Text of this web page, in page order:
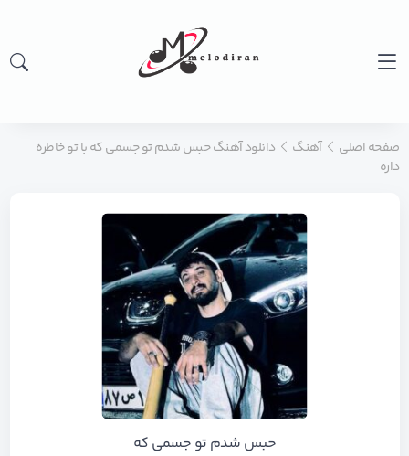
صفحه اصلی آهنگ
دانلود آهنگ حبس شدم تو جسمی که با تو خاطره
داره
حبس شدم تو جسمی که